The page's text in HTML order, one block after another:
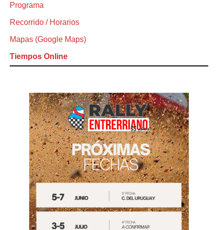
Programa
Recorrido / Horarios
Mapas (Google Maps)
Tiempos Online